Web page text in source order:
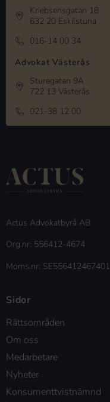
Kriebsensgatan 18
632 20 Eskilstuna
016-14 00 34
Advokat Västerås
Sturegatan 9A
722 13 Västerås
021-38 12 00
Actus Advokatbyrå AB
Org.nr: 556412-4674
Moms.nr: SE556412467401
Sidor
Rättsområden
Om oss
Medarbetare
Nyheter
Konsumenttvistnämnd